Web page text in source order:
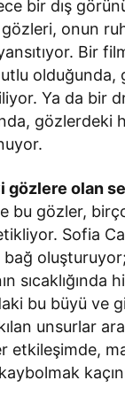
bir dış
gözleri, onun
Bir
olduğunda,
Ya da bir
gözlerdeki
gözlere olan
bu gözler,
Sofia
sıcaklığında
bu büyü ve
unsurlar
etkileşimde,